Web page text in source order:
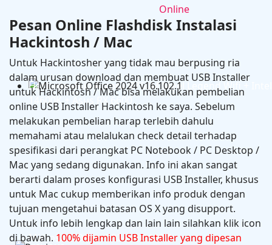
Hackintosh in Asrock B760M Steel Legend Wifi +
14600K + Asus RX 6600
Microsoft Office 2024 v16.102.1
Pesan Online Flashdisk Instalasi
Hackintosh / Mac
Untuk Hackintosher yang tidak mau berpusing ria
dalam urusan download dan membuat USB Installer
untuk Hackintosh / Mac bisa melakukan pembelian
online USB Installer Hackintosh ke saya. Sebelum
melakukan pembelian harap terlebih dahulu
memahami atau melalukan check detail terhadap
spesifikasi dari perangkat PC Notebook / PC Desktop /
Mac yang sedang digunakan. Info ini akan sangat
berarti dalam proses konfigurasi USB Installer, khusus
untuk Mac cukup memberikan info produk dengan
tujuan mengetahui batasan OS X yang disupport.
Untuk info lebih lengkap dan lain lain silahkan klik icon
di bawah. 100% dijamin USB Installer yang dipesan